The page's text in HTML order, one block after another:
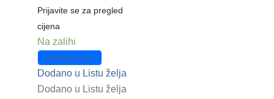
Prijavite se za pregled
cijena
Na zalihi
Pročitaj više
Dodano u Listu želja
Dodano u Listu želja